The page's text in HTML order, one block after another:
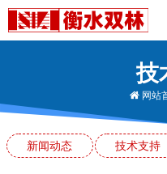
技
网站
新闻动态 技术支持